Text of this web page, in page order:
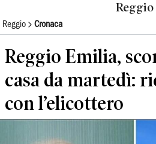
Reggio
Reggio Cronaca
Reggio Emilia,
casa da martedì:
con l’elicottero